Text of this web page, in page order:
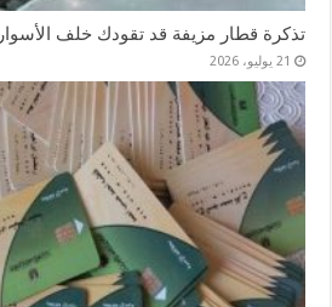
تذكرة قطار مزيفة قد تقودك خلف الأسوار 5 سنوات
21 يوليو، 2026